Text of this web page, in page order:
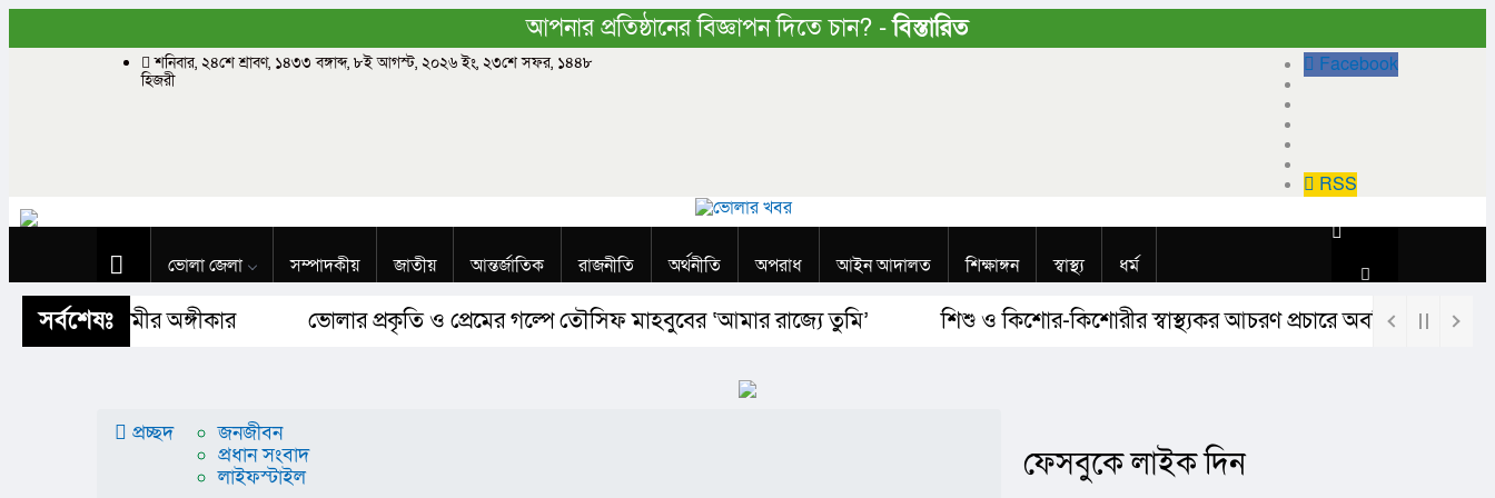
আপনার প্রতিষ্ঠানের বিজ্ঞাপন দিতে চান? -বিস্তারিত
শনিবার, ২৪শে শ্রাবণ, ১৪৩৩ বঙ্গাব্দ, ৮ই আগস্ট, ২০২৬ ইং, ২৩শে সফর, ১৪৪৮
হিজরী
Facebook
RSS
ভোলা জেলা সম্পাদকীয় জাতীয় আন্তর্জাতিক রাজনীতি অর্থনীতি অপরাধ আইন আদালত শিক্ষাঙ্গন স্বাস্থ্য ধর্ম
বিজ্ঞান ও প্রযুক্তি
সর্বশেষঃ
ও আগামীর অঙ্গীকার​ ভোলার প্রকৃতি ও প্রেমের গল্পে তৌসিফ মাহবুবের ‘আমার রাজ্যে তুমি’ শিশু ও কিশোর-কিশোরীর স্বাস্থ্যকর আচরণ প্রচারে অবহিতকরণ ও
প্রচ্ছদ
জনজীবন
প্রধান সংবাদ
লাইফস্টাইল
ফেসবুকে লাইক দিন